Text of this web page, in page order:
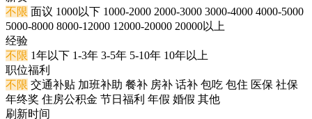
不限 面议 1000以下 1000-2000 2000-3000 3000-4000 4000-5000
5000-8000 8000-12000 12000-20000 20000以上
经验
不限 1年以下 1-3年 3-5年 5-10年 10年以上
职位福利
不限 交通补贴 加班补助 餐补 房补 话补 包吃 包住 医保 社保
年终奖 住房公积金 节日福利 年假 婚假 其他
刷新时间